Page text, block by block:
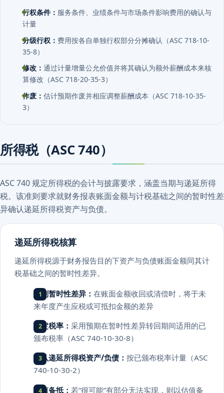
行权条件： 服务条件、业绩条件与市场条件影响费用的确认与
计量
分级行权： 费用按各自单独行权部分分摊确认（ASC 718-10-
35-8）
修改： 通过计量增量公允价值并将其确认为额外薪酬成本来核
算修改（ASC 718-20-35-3）
作废： 估计预期作废并相应调整薪酬成本（ASC 718-10-35-
3）
所得税（ASC 740）
ASC 740 规定所得税的会计与披露要求，涵盖当期与递延所得
税。该准则要求就财务报表账面金额与计税基础之间的暂时性差
异确认递延所得税资产与负债。
递延所得税核算
递延所得税源于财务报告目的下资产与负债账面金额同其计
税基础之间的暂时性差异。
识别暂时性差异： 在账面金额收回或清偿时，将于未
来年度产生应税或可抵扣金额的差异
确定税率： 采用预期在暂时性差异转回期间适用的已
颁布税率（ASC 740-10-30-8）
确认递延所得税资产/负债：按已颁布税率计量（ASC
740-10-30-2）
估值备抵： 若“很可能”有部分无法实现，则以估值备